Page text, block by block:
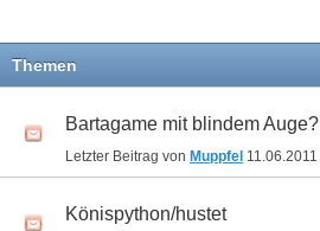
Themen
Bartagame mit blindem Auge?
Letzter Beitrag von Muppfel 11.06.2011
Könispython/hustet